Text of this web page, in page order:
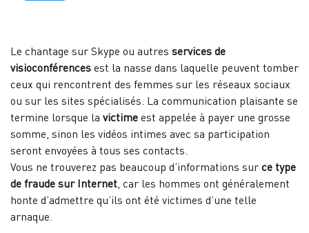
Le chantage sur Skype ou autres services de
visioconférences est la nasse dans laquelle peuvent tomber
ceux qui rencontrent des femmes sur les réseaux sociaux
ou sur les sites spécialisés. La communication plaisante se
termine lorsque la victime est appelée à payer une grosse
somme, sinon les vidéos intimes avec sa participation
seront envoyées à tous ses contacts.
Vous ne trouverez pas beaucoup d’informations sur ce type
de fraude sur Internet, car les hommes ont généralement
honte d’admettre qu’ils ont été victimes d’une telle
arnaque.